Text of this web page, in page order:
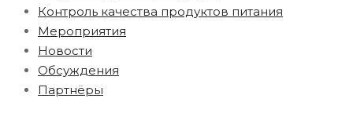
Контроль качества продуктов питания
Мероприятия
Новости
Обсуждения
Партнёры